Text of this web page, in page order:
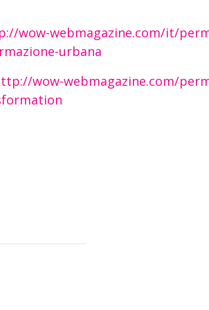
wow-webmagazine.com/it/
urbana
wow-webmagazine.com/